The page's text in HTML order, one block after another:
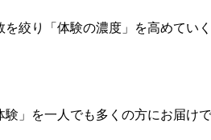
絞り「体験の濃度」を高めてい
」を一人でも多くの方にお届け